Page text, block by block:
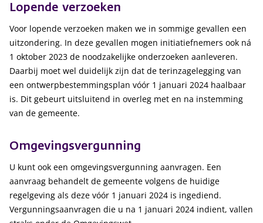
Lopende verzoeken
Voor lopende verzoeken maken we in sommige gevallen een
uitzondering. In deze gevallen mogen initiatiefnemers ook ná
1 oktober 2023 de noodzakelijke onderzoeken aanleveren.
Daarbij moet wel duidelijk zijn dat de terinzagelegging van
een ontwerpbestemmingsplan vóór 1 januari 2024 haalbaar
is. Dit gebeurt uitsluitend in overleg met en na instemming
van de gemeente.
Omgevingsvergunning
U kunt ook een omgevingsvergunning aanvragen. Een
aanvraag behandelt de gemeente volgens de huidige
regelgeving als deze vóór 1 januari 2024 is ingediend.
Vergunningsaanvragen die u na 1 januari 2024 indient, vallen